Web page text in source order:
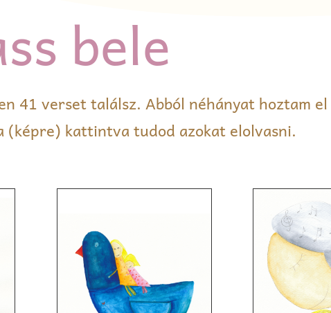
bele
41 verset találsz. Abból néhányat hoztam
kattintva tudod azokat elolvasni.